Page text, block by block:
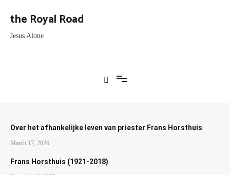
contentthe Royal Road
Jesus Alone
Over het afhankelijke leven van priester Frans Horsthuis
March 17, 2026
Frans Horsthuis (1921-2018)